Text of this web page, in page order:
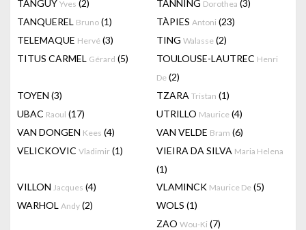
TANGUY Yves (2) TANNING Dorothea (3)
TANQUEREL Bruno (1) TÀPIES Antoni (23)
TELEMAQUE Hervé (3) TING Walasse (2)
TITUS CARMEL Gérard (5) TOULOUSE-LAUTREC Henri
De (2)
TOYEN (3) TZARA Tristan (1)
UBAC Raoul (17) UTRILLO Maurice (4)
VAN DONGEN Kees (4) VAN VELDE Bram (6)
VELICKOVIC Vladimir (1) VIEIRA DA SILVA Maria Helena
(1)
VILLON Jacques (4) VLAMINCK Maurice De (5)
WARHOL Andy (2) WOLS (1)
ZAO Wou-Ki (7)